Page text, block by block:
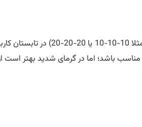
برای بیشتر گیاهان برگ‌دار آپارتمانی،
باشد؛ اما در گرمای شدید بهتر است